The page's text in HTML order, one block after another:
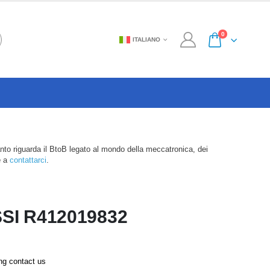
ITALIANO
0
riguarda il BtoB legato al mondo della meccatronica, dei
a contattarci
R412019832
contact us